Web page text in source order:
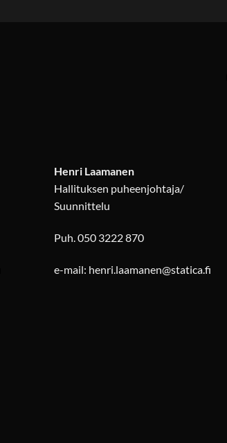
Henri Laamanen
Hallituksen puheenjohtaja/
Suunnittelu
Puh. 050 3222 870
e-mail: henri.laamanen@statica.fi